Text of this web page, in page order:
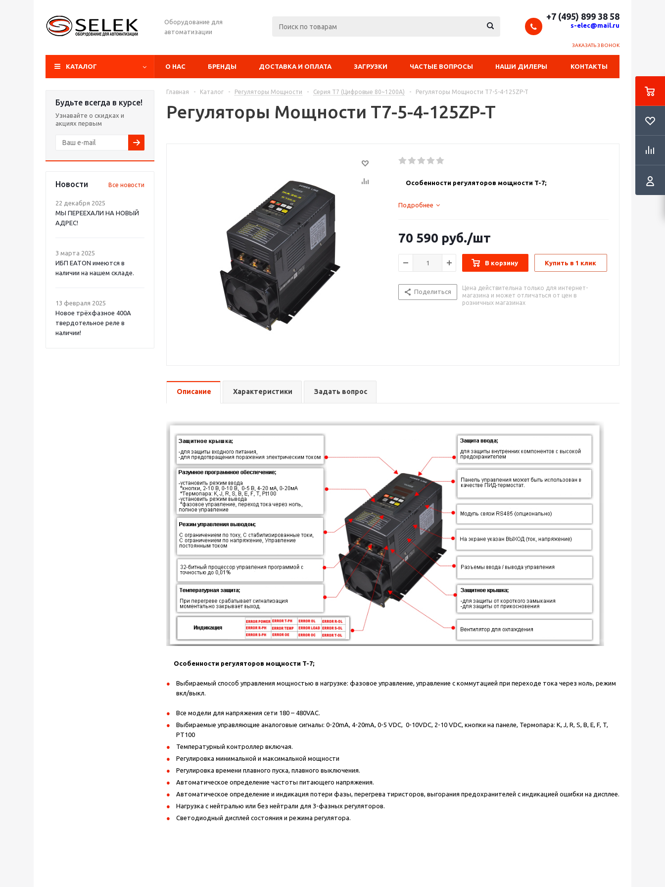
Оборудование для
автоматизации
+7 (495) 899 38 58
s-elec@mail.ru
ЗАКАЗАТЬ ЗВОНОК
КАТАЛОГ О НАС БРЕНДЫ ДОСТАВКА И ОПЛАТА ЗАГРУЗКИ ЧАСТЫЕ ВОПРОСЫ НАШИ ДИЛЕРЫ КОНТАКТЫ
Будьте всегда в курсе!
Узнавайте о скидках и
акциях первым
Новости Все новости
22 декабря 2025
МЫ ПЕРЕЕХАЛИ НА НОВЫЙ
АДРЕС!
3 марта 2025
ИБП EATON имеются в
наличии на нашем складе.
13 февраля 2025
Новое трёхфазное 400А
твердотельное реле в
наличии!
Главная - Каталог - Регуляторы Мощности - Серия T7 (Цифровые 80~1200A) - Регуляторы Мощности T7-5-4-125ZP-T
Регуляторы Мощности T7-5-4-125ZP-T
Особенности регуляторов мощности T-7;
тока через ноль, режим вкл/выкл.
Выбираемые управляющие аналоговые сигналы: 0-20mA, 4-20mA,
0-5 VDC, 0-10VDC, 2-10 VDC, кнопки на панеле, Термопара: К, J, R,
S, B, E, F, T, PT100
Температурный контроллер включая.
Регулировка минимальной и максимальной мощности
Регулировка времени плавного пуска, плавного выключения.
Автоматическое определение частоты питающего напряжения.
Автоматическое определение и индикация потери фазы,
перегрева тиристоров, выгорания предохранителей с
индикацией ошибки на дисплее.
Подробнее
70 590 руб./шт
В корзину Купить в 1 клик
Поделиться
Цена действительна только для интернет-
магазина и может отличаться от цен в
розничных магазинах
Описание Характеристики Задать вопрос
Особенности регуляторов мощности T-7;
Выбираемый способ управления мощностью в нагрузке: фазовое управление, управление с коммутацией при переходе тока через ноль, режим
вкл/выкл.
Все модели для напряжения сети 180 – 480VAC.
Выбираемые управляющие аналоговые сигналы: 0-20mA, 4-20mA, 0-5 VDC, 0-10VDC, 2-10 VDC, кнопки на панеле, Термопара: К, J, R, S, B, E, F, T,
PT100
Температурный контроллер включая.
Регулировка минимальной и максимальной мощности
Регулировка времени плавного пуска, плавного выключения.
Автоматическое определение частоты питающего напряжения.
Автоматическое определение и индикация потери фазы, перегрева тиристоров, выгорания предохранителей с индикацией ошибки на дисплее.
Нагрузка с нейтралью или без нейтрали для 3-фазных регуляторов.
Светодиодный дисплей состояния и режима регулятора.